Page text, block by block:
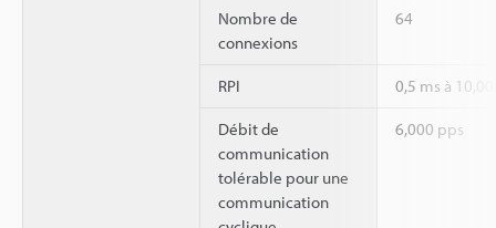
Nombre de
connexions
64
RPI 0,5 ms à
Débit de
communication
tolérable pour une
communication
6,000 pps